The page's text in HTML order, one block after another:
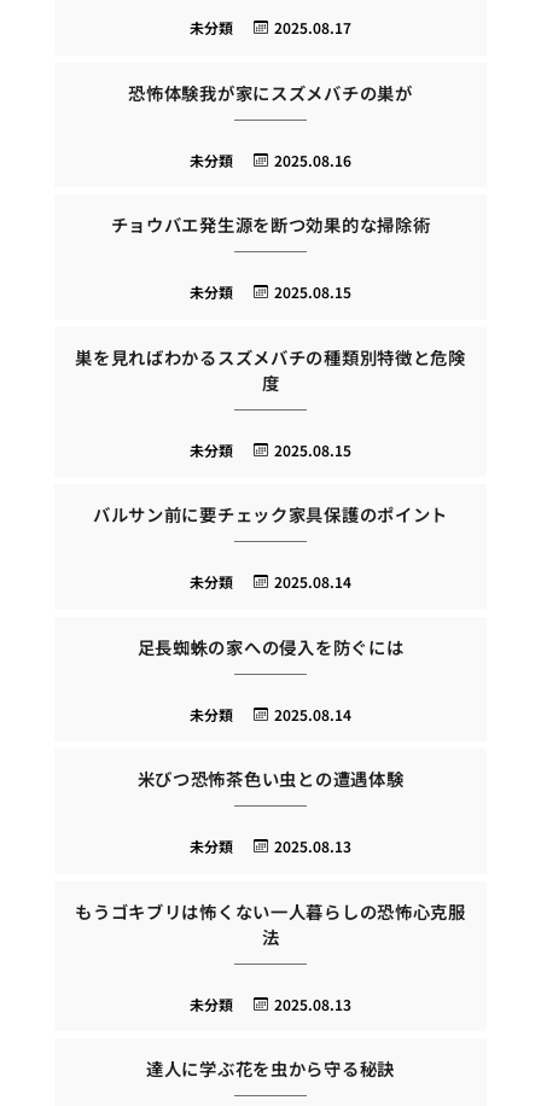
2025.08.17
未分類
恐怖体験我が家にスズメバチの巣が
2025.08.16
未分類
チョウバエ発生源を断つ効果的な掃除術
2025.08.15
未分類
巣を見ればわかるスズメバチの種類別特徴と危険
度
2025.08.15
未分類
バルサン前に要チェック家具保護のポイント
2025.08.14
未分類
足長蜘蛛の家への侵入を防ぐには
2025.08.14
未分類
米びつ恐怖茶色い虫との遭遇体験
2025.08.13
未分類
もうゴキブリは怖くない一人暮らしの恐怖心克服
法
2025.08.13
未分類
達人に学ぶ花を虫から守る秘訣